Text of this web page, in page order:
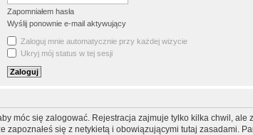
Zapomniałem hasła
Wyślij ponownie e-mail aktywujący
Zaloguj mnie automatycznie przy każdej wizycie
Ukryj mój status w tej sesji
móc się zalogować. Rejestracja zajmuje tylko kilka chwil,
zapoznałeś się z netykietą i obowiązującymi tutaj zasadami.